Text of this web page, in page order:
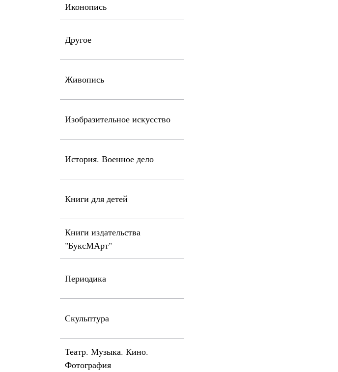
Иконопись
Другое
Живопись
Изобразительное искусство
История. Военное дело
Книги для детей
Книги издательства
"БуксМАрт"
Периодика
Скульптура
Театр. Музыка. Кино.
Фотография